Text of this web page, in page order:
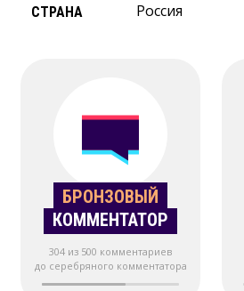
СТРАНА Россия
БРОНЗОВЫЙ
КОММЕНТАТОР
304 из 500 комментариев
до серебряного комментатора